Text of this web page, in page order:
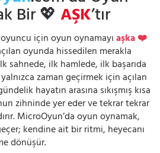
Bir 💖AŞK’tır
için oyun oynamayıaşka ❤️
oyunda hissedilen merakla
sahnede, ilk hamlede, ilk başarıda
zaman geçirmek için açılan
hayatın arasına sıkışmış kısa
zihninde yer eder ve tekrar tekrar
MicroOyun’da oyun oynamak,
kendine ait bir ritmi, heyecanı
dönüşür.